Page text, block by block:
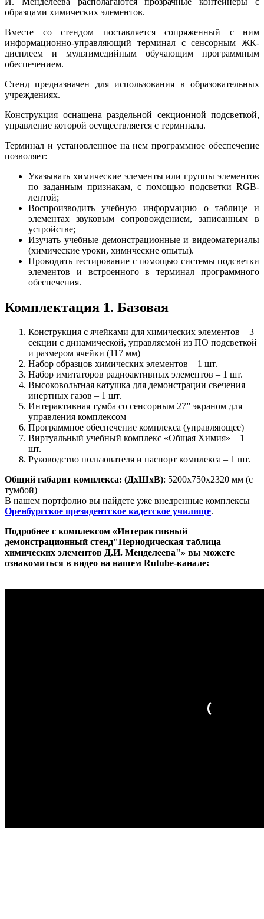
образцами химических элементов.
Вместе со стендом поставляется сопряженный с ним
информационно-управляющий терминал с сенсорным ЖК-
дисплеем и мультимедийным обучающим программным
обеспечением.
Стенд предназначен для использования в образовательных
учреждениях.
Конструкция оснащена раздельной секционной подсветкой,
управление которой осуществляется с терминала.
Терминал и установленное на нем программное обеспечение
позволяет:
Указывать химические элементы или группы элементов
по заданным признакам, с помощью подсветки RGB-
лентой;
Воспроизводить учебную информацию о таблице и
элементах звуковым сопровождением, записанным в
устройстве;
Изучать учебные демонстрационные и видеоматериалы
(химические уроки, химические опыты).
Проводить тестирование с помощью системы подсветки
элементов и встроенного в терминал программного
обеспечения.
Комплектация 1. Базовая
Конструкция с ячейками для химических элементов – 3
секции с динамической, управляемой из ПО подсветкой
и размером ячейки (117 мм)
Набор образцов химических элементов – 1 шт.
Набор имитаторов радиоактивных элементов – 1 шт.
Высоковольтная катушка для демонстрации свечения
инертных газов – 1 шт.
Интерактивная тумба со сенсорным 27” экраном для
управления комплексом
Программное обеспечение комплекса (управляющее)
Виртуальный учебный комплекс «Общая Химия» – 1
шт.
Руководство пользователя и паспорт комплекса – 1 шт.
Общий габарит комплекса: (ДхШхВ): 5200х750х2320 мм (с
тумбой)
В нашем портфолио вы найдете уже внедренные комплексы
Оренбургское президентское кадетское училище.
Подробнее с комплексом «Интерактивный
демонстрационный стенд"Периодическая таблица
химических элементов Д.И. Менделеева"» вы можете
ознакомиться в видео на нашем Rutube-канале: